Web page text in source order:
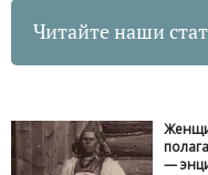
Читайте наши
—